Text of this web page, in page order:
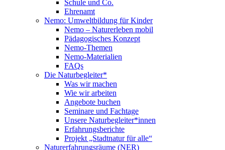
Schule und Co.
Ehrenamt
Nemo: Umweltbildung für Kinder
Nemo – Naturerleben mobil
Pädagogisches Konzept
Nemo-Themen
Nemo-Materialien
FAQs
Die Naturbegleiter*
Was wir machen
Wie wir arbeiten
Angebote buchen
Seminare und Fachtage
Unsere Naturbegleiter*innen
Erfahrungsberichte
Projekt „Stadtnatur für alle“
Naturerfahrungsräume (NER)